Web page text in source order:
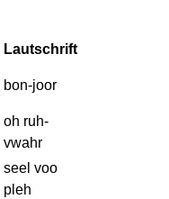
Lautschrift
bon-joor
oh ruh-
vwahr
seel voo
pleh